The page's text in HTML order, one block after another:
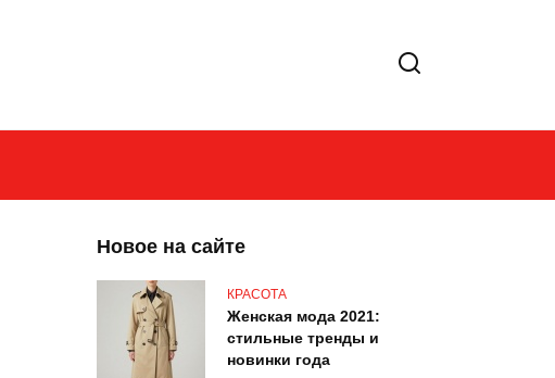
Новое на сайте
КРАСОТА
Женская мода 2021:
стильные тренды и
новинки года